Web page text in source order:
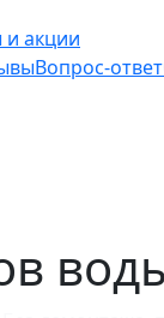
акции
Вопрос-ответ